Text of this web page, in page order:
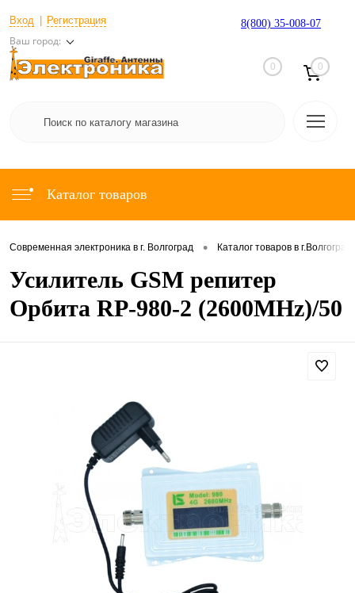
Вход Регистрация
Ваш город:
8(800) 35-008-07
0 0
Каталог товаров
Современная электроника в г. Волгоград • Каталог товаров в г.Волгоград
Усилитель GSM репитер
Орбита RP-980-2 (2600MHz)/50